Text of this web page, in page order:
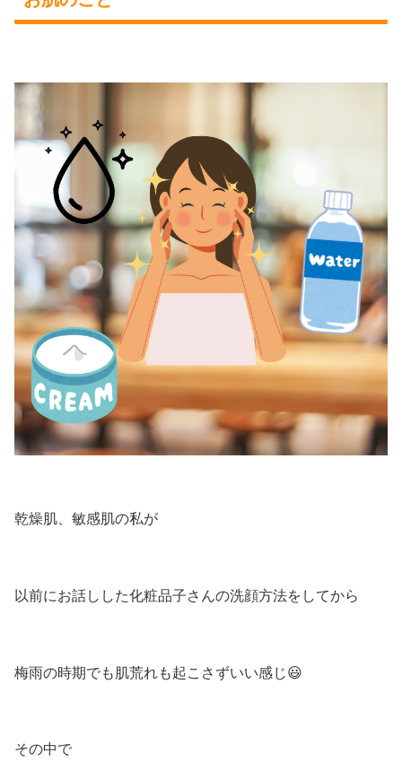
乾燥肌、敏感肌の私が
以前にお話しした化粧品子さんの洗顔方法をしてから
梅雨の時期でも肌荒れも起こさずいい感じ😃
その中で